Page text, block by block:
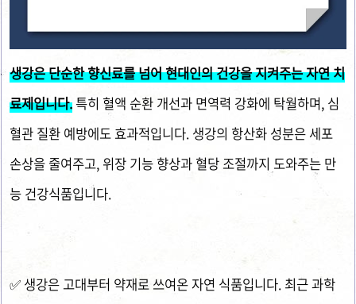
생강은 단순한 향신료를 넘어 현대인의 건강을 지켜주는 자연 치
료제입니다.특히 혈액 순환 개선과 면역력 강화에 탁월하며, 심
혈관 질환 예방에도 효과적입니다. 생강의 항산화 성분은 세포
손상을 줄여주고, 위장 기능 향상과 혈당 조절까지 도와주는 만
능 건강식품입니다.
✅ 생강은 고대부터 약재로 쓰여온 자연 식품입니다. 최근 과학